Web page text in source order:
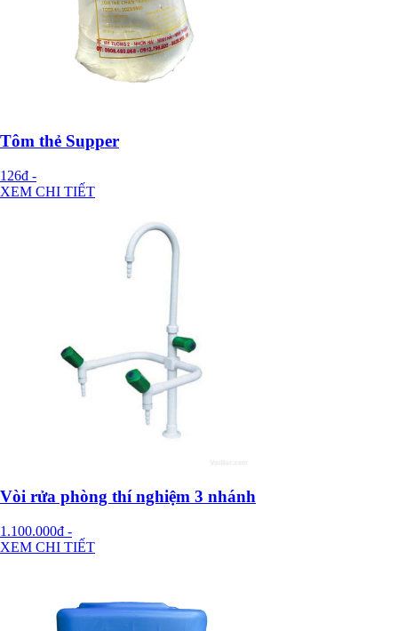
Tôm thẻ Supper
126đ -
XEM CHI TIẾT
Vòi rửa phòng thí nghiệm 3 nhánh
1.100.000đ -
XEM CHI TIẾT